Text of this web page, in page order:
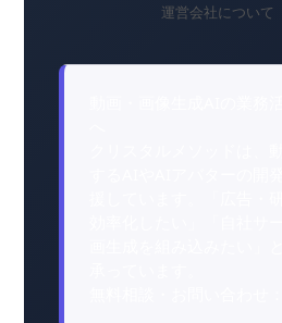
運営会社について